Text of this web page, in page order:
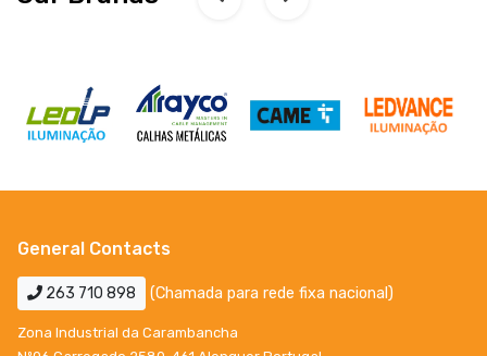
General Contacts
263 710 898 (Chamada para rede fixa nacional)
Zona Industrial da Carambancha